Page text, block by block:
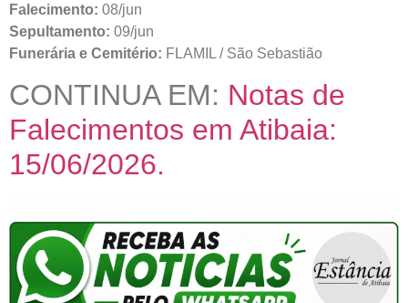
Falecimento: 08/jun
Sepultamento: 09/jun
Funerária e Cemitério: FLAMIL / São Sebastião
CONTINUA EM: Notas de
Falecimentos em Atibaia:
15/06/2026.